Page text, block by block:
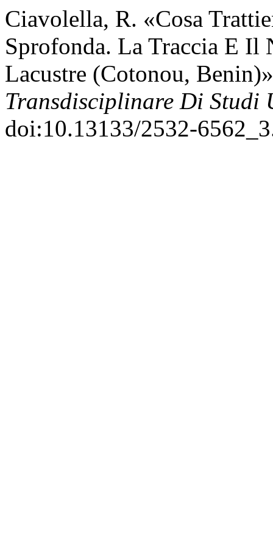
Ciavolella, R. «Cosa
Sprofonda. La Traccia E Il
Lacustre (Cotonou,
Transdisciplinare Di Studi
doi:10.13133/2532-